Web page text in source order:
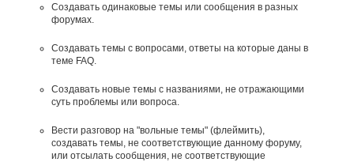
Создавать одинаковые темы или сообщения в разных
форумах.
Создавать темы с вопросами, ответы на которые даны в
теме FAQ.
Создавать новые темы с названиями, не отражающими
суть проблемы или вопроса.
Вести разговор на "вольные темы" (флеймить),
создавать темы, не соответствующие данному форуму,
или отсылать сообщения, не соответствующие